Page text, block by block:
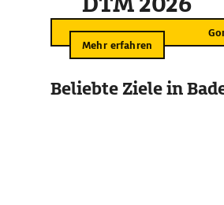
Mehr erfahren
Beliebte Ziele in